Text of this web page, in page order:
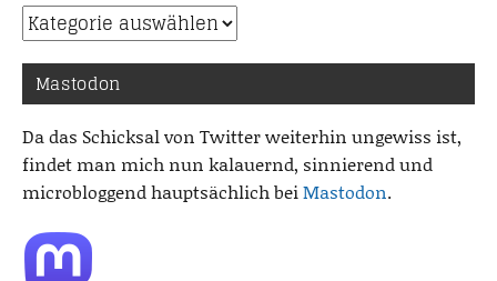
Kategorien
Mastodon
Da das Schicksal von Twitter weiterhin ungewiss ist,
findet man mich nun kalauernd, sinnierend und
microbloggend hauptsächlich beiMastodon.